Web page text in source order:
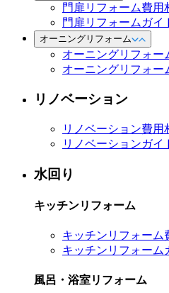
門扉リフォーム費用
門扉リフォームガイ
オーニングリフォーム
オーニングリフォー
オーニングリフォー
リノベーション
リノベーション費用
リノベーションガイ
水回り
キッチンリフォーム
キッチンリフォーム
キッチンリフォーム
風呂・浴室リフォーム